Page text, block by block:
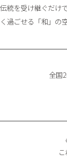
伝統を受け継ぐだけ
く過ごせる「和」の
全国